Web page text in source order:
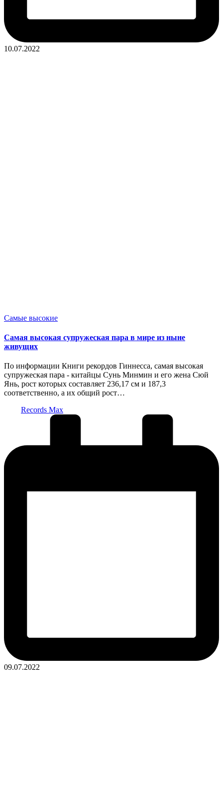
10.07.2022
Опубликовано
Самые высокие
Самая высокая супружеская пара в мире из ныне
живущих
По информации Книги рекордов Гиннесса, самая высокая
супружеская пара - китайцы Сунь Минмин и его жена Сюй
Янь, рост которых составляет 236,17 см и 187,3
соответственно, а их общий рост…
Records Max
09.07.2022